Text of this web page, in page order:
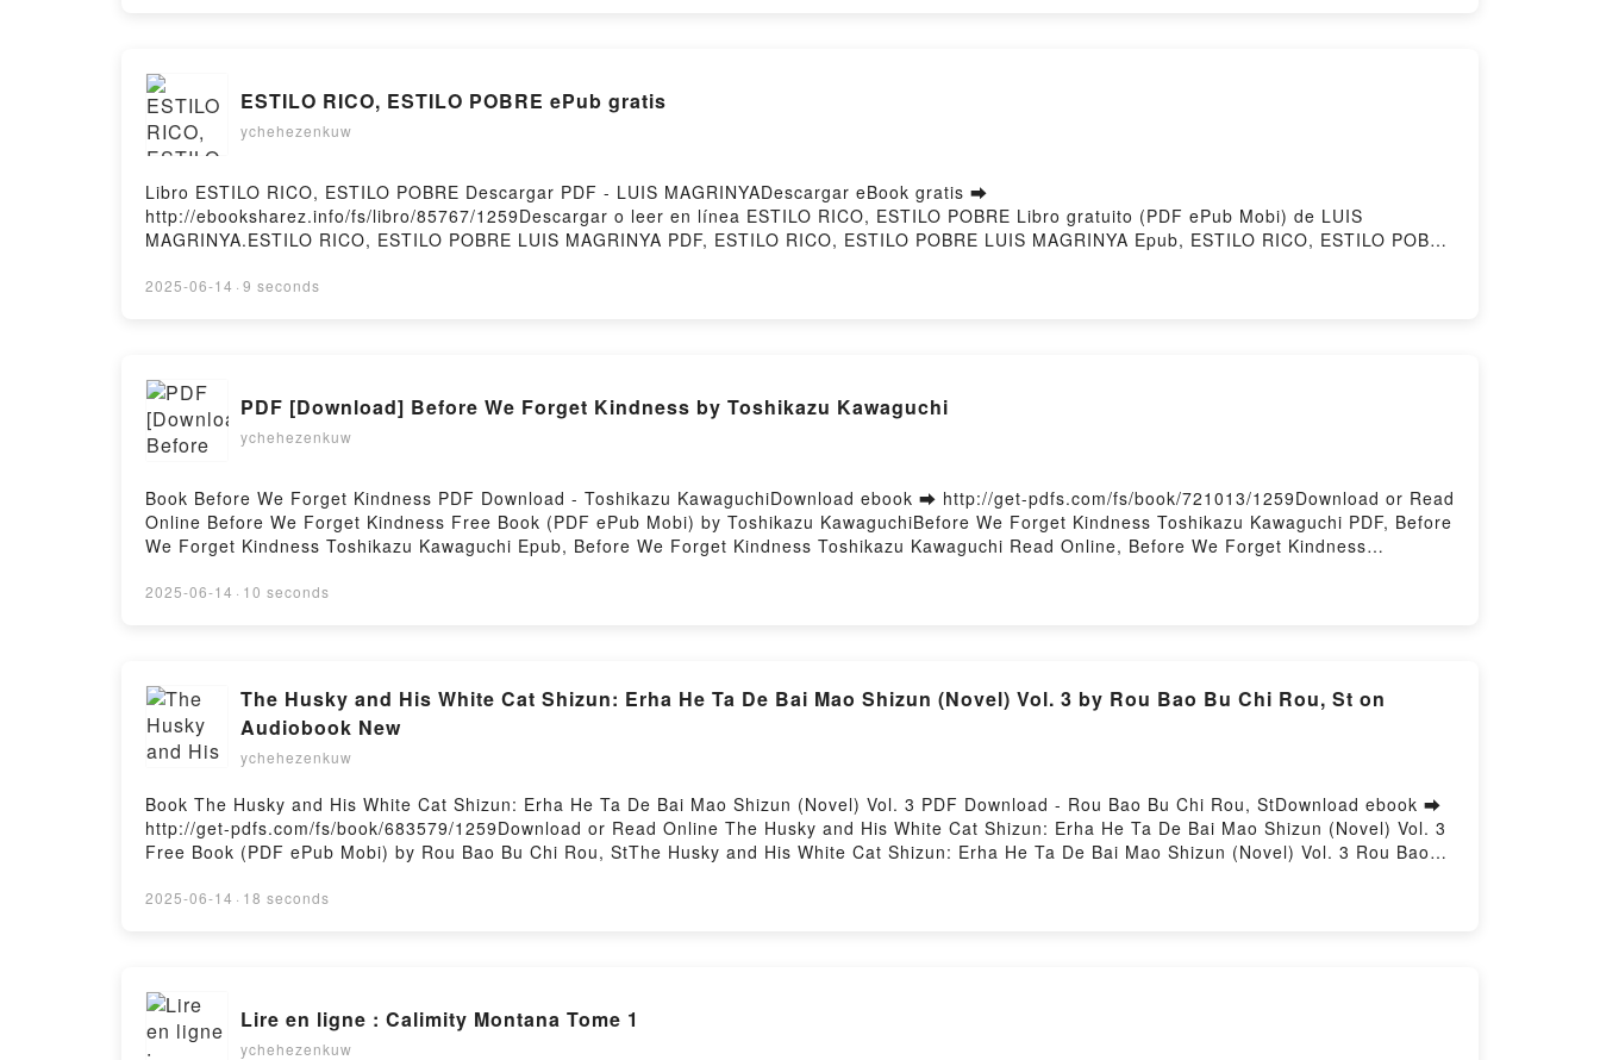
LENGUA ESPAÑOLA Audiolibro, NUEVA GRAMÁTICA DE LA LENGUA ESPAÑOLA. EDICIÓN REVISADA Y AMPLIADA Real Academia Española,
ASOCIACION DE ACADEMIAS DE LA LENGUA ESPAÑOLA VK, NUEVA GRAMÁTICA DE LA LENGUA ESPAÑOLA. EDICIÓN REVISADA Y AMPLIADA Real
Academia Española, ASOCIACION DE ACADEMIAS DE LA LENGUA ESPAÑOLA Kindle, NUEVA GRAMÁTICA DE LA LENGUA ESPAÑOLA. EDICIÓN
REVISADA Y AMPLIADA Real Academia Española, ASOCIACION DE ACADEMIAS DE LA LENGUA ESPAÑOLA Epub VK, NUEVA GRAMÁTICA DE LA
gratisPowered by Firstory Hosting
ESTILO RICO, ESTILO POBRE ePub gratis
ychehezenkuw
Libro ESTILO RICO, ESTILO POBRE Descargar PDF - LUIS MAGRINYADescargar eBook gratis ➡
http://ebooksharez.info/fs/libro/85767/1259Descargar o leer en línea ESTILO RICO, ESTILO POBRE Libro gratuito (PDF ePub Mobi) de LUIS
MAGRINYA.ESTILO RICO, ESTILO POBRE LUIS MAGRINYA PDF, ESTILO RICO, ESTILO POBRE LUIS MAGRINYA Epub, ESTILO RICO, ESTILO POBRE
ESTILO RICO, ESTILO POBRE LUIS MAGRINYA Kindle, ESTILO RICO, ESTILO POBRE LUIS MAGRINYA Epub VK, ESTILO RICO, ESTILO POBRE LUIS
2025-06-14 · 9 seconds
PDF [Download] Before We Forget Kindness by Toshikazu Kawaguchi
ychehezenkuw
Book Before We Forget Kindness PDF Download - Toshikazu KawaguchiDownload ebook ➡ http://get-pdfs.com/fs/book/721013/1259Download or Read
Online Before We Forget Kindness Free Book (PDF ePub Mobi) by Toshikazu KawaguchiBefore We Forget Kindness Toshikazu Kawaguchi PDF, Before
We Forget Kindness Toshikazu Kawaguchi Epub, Before We Forget Kindness Toshikazu Kawaguchi Read Online, Before We Forget Kindness
Before We Forget Kindness Toshikazu Kawaguchi Epub VK, Before We Forget Kindness Toshikazu Kawaguchi Free DownloadPowered by Firstory
2025-06-14 · 10 seconds
The Husky and His White Cat Shizun: Erha He Ta De Bai Mao Shizun (Novel) Vol. 3 by Rou Bao Bu Chi Rou, St on
Audiobook New
ychehezenkuw
Book The Husky and His White Cat Shizun: Erha He Ta De Bai Mao Shizun (Novel) Vol. 3 PDF Download - Rou Bao Bu Chi Rou, StDownload ebook ➡
http://get-pdfs.com/fs/book/683579/1259Download or Read Online The Husky and His White Cat Shizun: Erha He Ta De Bai Mao Shizun (Novel) Vol. 3
Free Book (PDF ePub Mobi) by Rou Bao Bu Chi Rou, StThe Husky and His White Cat Shizun: Erha He Ta De Bai Mao Shizun (Novel) Vol. 3 Rou Bao
His White Cat Shizun: Erha He Ta De Bai Mao Shizun (Novel) Vol. 3 Rou Bao Bu Chi Rou, St Read Online, The Husky and His White Cat Shizun: Erha
Cat Shizun: Erha He Ta De Bai Mao Shizun (Novel) Vol. 3 Rou Bao Bu Chi Rou, St Free DownloadPowered by Firstory Hosting
2025-06-14 · 18 seconds
Lire en ligne : Calimity Montana Tome 1
ychehezenkuw